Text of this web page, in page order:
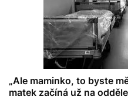
„Ale maminko, to byste
matek začíná už na